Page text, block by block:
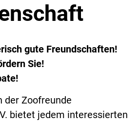
gute Freundschaften!
Sie!
der Zoofreunde
bietet jedem interessierten